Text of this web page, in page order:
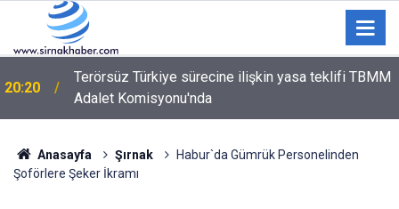
20:20
Terörsüz Türkiye sürecine ilişkin yasa teklifi TBMM
18:59
Şırnak’ta Toz Kabusu! Siirt ve Van Yoluna Bağlantı
Sağlayan Çevre Yolunda Vatandaşlar İsyan Etti
Anasayfa Şırnak
Habur`da Gümrük Personelinden
Şoförlere Şeker İkramı